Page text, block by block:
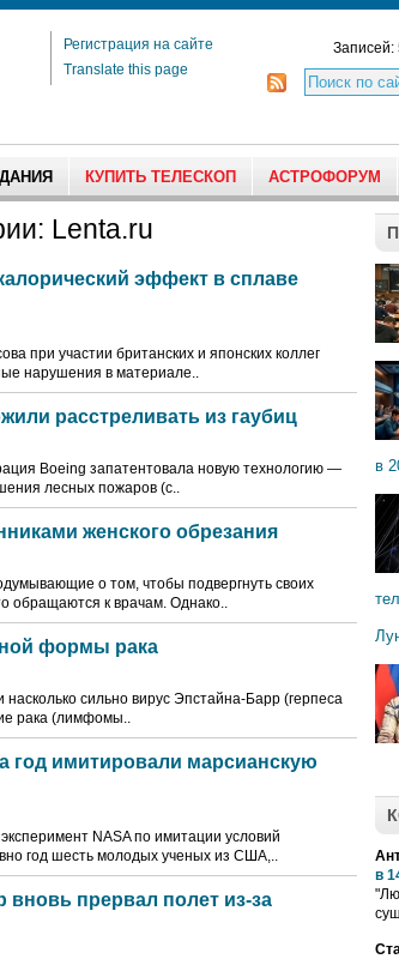
Регистрация на сайте
Translate this page
КУПИТЬ ТЕЛЕСКОП АСТРОФОРУМ
Lenta.ru
эффект в сплаве
при участии британских и японских коллег
нарушения в материале..
расстреливать из гаубиц
Boeing запатентовала новую технологию —
лесных пожаров (с..
женского обрезания
о том, чтобы подвергнуть своих
обращаются к врачам. Однако..
формы рака
сильно вирус Эпстайна-Барр (герпеса
рака (лимфомы..
год имитировали марсианскую
NASA по имитации условий
год шесть молодых ученых из США,..
прервал полет из-за
в
в